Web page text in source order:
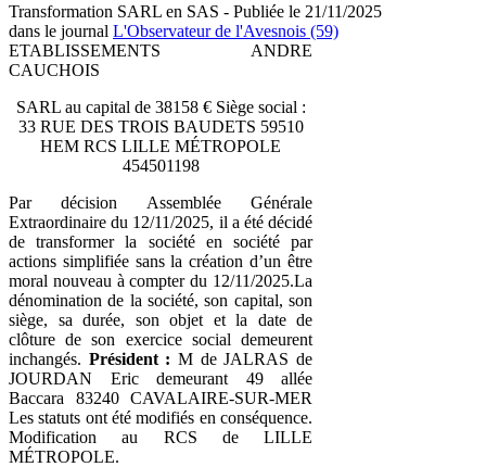
Transformation SARL en SAS - Publiée le 21/11/2025
dans le journal L'Observateur de l'Avesnois (59)
ETABLISSEMENTS ANDRE
CAUCHOIS
SARL au capital de 38158 € Siège social :
33 RUE DES TROIS BAUDETS 59510
HEM RCS LILLE MÉTROPOLE
454501198
Par décision Assemblée Générale
Extraordinaire du 12/11/2025, il a été décidé
de transformer la société en société par
actions simplifiée sans la création d’un être
moral nouveau à compter du 12/11/2025.La
dénomination de la société, son capital, son
siège, sa durée, son objet et la date de
clôture de son exercice social demeurent
inchangés. Président : M de JALRAS de
JOURDAN Eric demeurant 49 allée
Baccara 83240 CAVALAIRE-SUR-MER
Les statuts ont été modifiés en conséquence.
Modification au RCS de LILLE
MÉTROPOLE.